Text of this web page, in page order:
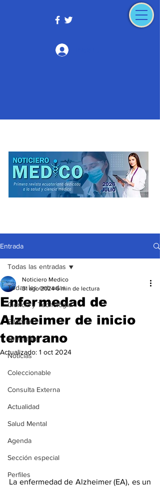
Entrada
Todas las entradas
Ciencia y Tecnología
Editorial
Gremiales
Noticias
Coleccionable
Consulta Externa
Actualidad
Salud Mental
Agenda
Sección especial
Perfiles
Todas las entradas
Enfermedad de
Alzheimer de inicio
temprano
Noticiero Medico
31 ago 2024 6 min de lectura
Actualizado: 1 oct 2024
La enfermedad de Alzheimer (EA), es un